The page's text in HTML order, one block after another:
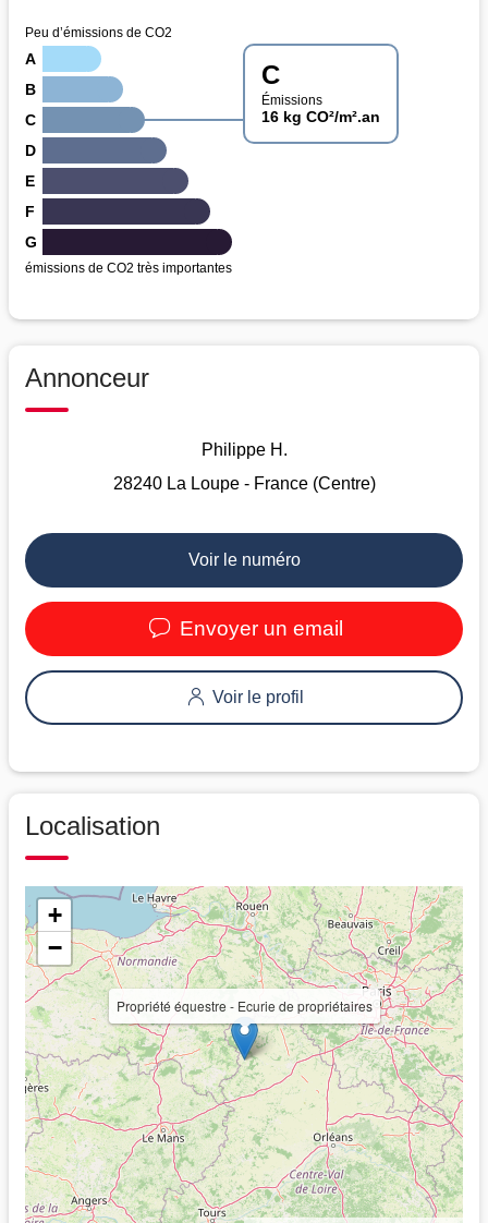
Peu d’émissions de CO2
C
Émissions
16 kg CO²/m².an
A
B
C
D
E
F
G
émissions de CO2 très importantes
Annonceur
Philippe H.
28240 La Loupe - France (Centre)
Voir le numéro
Envoyer un email
Voir le profil
Localisation
Propriété équestre - Ecurie de propriétaires
+
−